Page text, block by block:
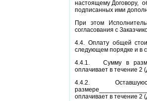
настоящему Договору,
подписанных ими
При этом
согласования с
4.4. Оплату общей
следующем порядке и в
4.4.1.
Сумму в
оплачивает в течение 2
4.4.2.
оплачивает в течение 2